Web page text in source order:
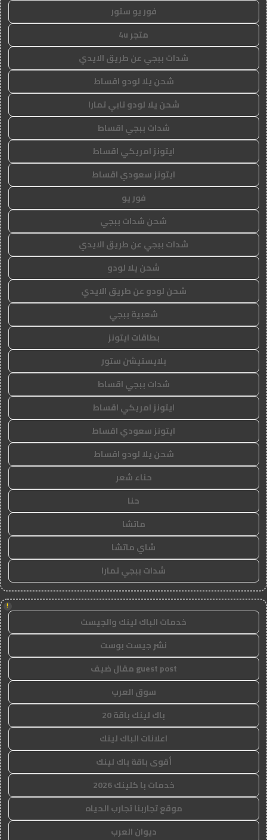
فور يو ستور
متجر 4u
شدات ببجي عن طريق الايدي
شحن يلا لودو اقساط
شحن يلا لودو تابي تمارا
شدات ببجي اقساط
ايتونز امريكي اقساط
ايتونز سعودي اقساط
فور يو
شحن شدات ببجي
شدات ببجي عن طريق الايدي
شحن يلا لودو
شحن لودو عن طريق الايدي
شعبية ببجي
بطاقات ايتونز
بلايستيشن ستور
شدات ببجي اقساط
ايتونز امريكي اقساط
ايتونز سعودي اقساط
شحن يلا لودو اقساط
حناء شعر
حنا
ماتشا
شاي ماتشا
شدات ببجي تمارا
!
خدمات الباك لينك والجيست
نشر جيست بوست
guest post مقال ضيف
سوق العرب
باك لينك باقة 20
اعلانات الباك لينك
أقوى باقة باك لينك
خدمات با كلينك 2026
موقع تجاربنا تجارب الحياه
ديوان العرب